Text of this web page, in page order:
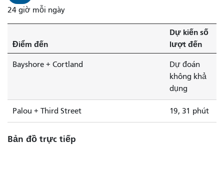
24 giờ mỗi ngày
Điểm đến
Dự kiến ​​số
lượt đến
Bayshore + Cortland
Dự đoán
không khả
dụng
Palou + Third Street 19, 31 phút
Bản đồ trực tiếp